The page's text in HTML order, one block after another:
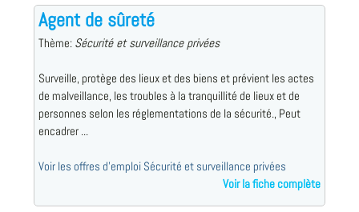
Agent de sûreté
Thème: Sécurité et surveillance privées
Surveille, protège des lieux et des biens et prévient les actes
de malveillance, les troubles à la tranquillité de lieux et de
personnes selon les réglementations de la sécurité., Peut
encadrer ...
Voir les offres d'emploi Sécurité et surveillance privées
Voir la fiche complète